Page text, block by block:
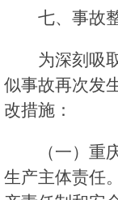
七、事故
为深刻吸
似事故再次发
改措施：
（一）重
生产主体责任